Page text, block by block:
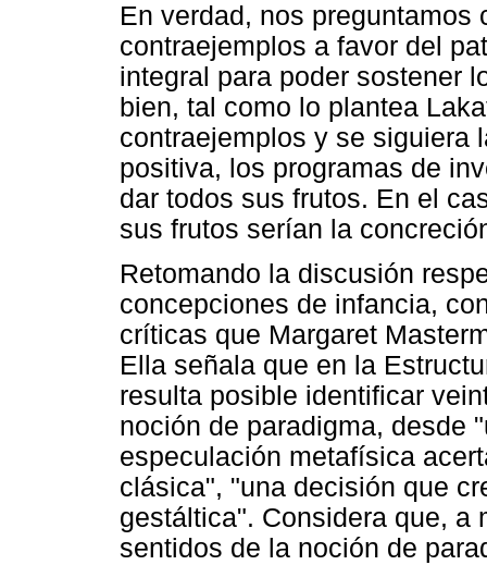
En verdad, nos preguntamos
contraejemplos a favor del
integral para poder sostener
bien, tal como lo plantea
contraejemplos y se siguiera
positiva, los programas de
dar todos sus frutos. En el
sus frutos serían la
Retomando la discusión
concepciones de infancia,
críticas que Margaret
Ella señala que en la
resulta posible identificar
noción de paradigma, desde
especulación metafísica
clásica", "una decisión que
gestáltica". Considera que, a
sentidos de la noción de